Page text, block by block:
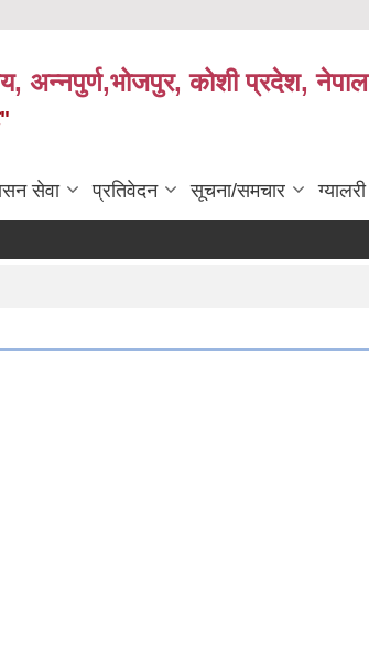
अन्नपुर्ण,भोजपुर, कोशी प्रदेश, नेपाल
सेवा प्रतिवेदन सूचना/समचार ग्यालरी